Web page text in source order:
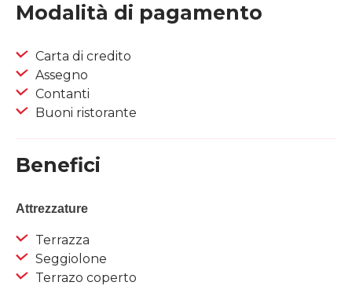
Modalità di pagamento
Carta di credito
Assegno
Contanti
Buoni ristorante
Benefici
Attrezzature
Terrazza
Seggiolone
Terrazo coperto